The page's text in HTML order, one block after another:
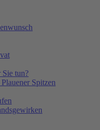
tun?
Spitzen